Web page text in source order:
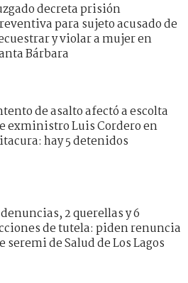
decreta prisión
para sujeto acusado de
y violar a mujer en
Bárbara
de asalto afectó a escolta
exministro Luis Cordero en
hay 5 detenidos
2 querellas y 6
de tutela: piden renuncia
seremi de Salud de Los Lagos